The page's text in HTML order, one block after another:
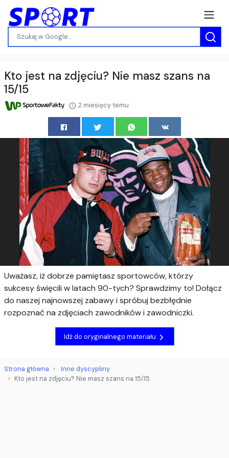
Kto jest na zdjęciu? Nie masz szans na
15/15
2 miesięcy temu
Uważasz, iż dobrze pamiętasz sportowców, którzy
sukcesy święcili w latach 90-tych? Sprawdzimy to! Dołącz
do naszej najnowszej zabawy i spróbuj bezbłędnie
rozpoznać na zdjęciach zawodników i zawodniczki.
Idź do oryginalnego materiału
Strona główna
Inne dyscypliny
Kto jest na zdjęciu? Nie masz szans na 15/15